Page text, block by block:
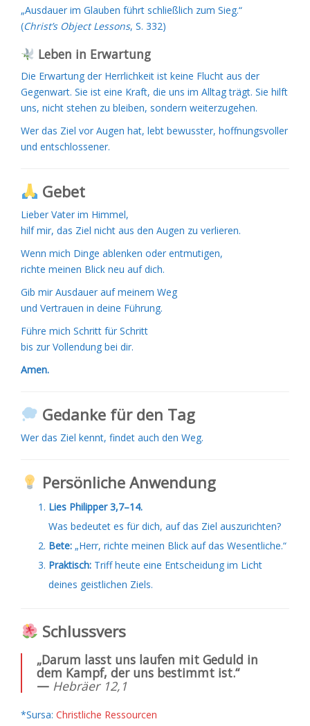
„Ausdauer im Glauben führt schließlich zum Sieg.“
(Christ’s Object Lessons, S. 332)
Leben in Erwartung
Die Erwartung der Herrlichkeit ist keine Flucht aus der
Gegenwart. Sie ist eine Kraft, die uns im Alltag trägt. Sie hilft
uns, nicht stehen zu bleiben, sondern weiterzugehen.
Wer das Ziel vor Augen hat, lebt bewusster, hoffnungsvoller
und entschlossener.
Gebet
Lieber Vater im Himmel,
hilf mir, das Ziel nicht aus den Augen zu verlieren.
Wenn mich Dinge ablenken oder entmutigen,
richte meinen Blick neu auf dich.
Gib mir Ausdauer auf meinem Weg
und Vertrauen in deine Führung.
Führe mich Schritt für Schritt
bis zur Vollendung bei dir.
Amen.
Gedanke für den Tag
Wer das Ziel kennt, findet auch den Weg.
Persönliche Anwendung
Lies Philipper 3,7–14.
Was bedeutet es für dich, auf das Ziel auszurichten?
Bete: „Herr, richte meinen Blick auf das Wesentliche.“
Praktisch: Triff heute eine Entscheidung im Licht
deines geistlichen Ziels.
Schlussvers
„Darum lasst uns laufen mit Geduld in
dem Kampf, der uns bestimmt ist.“
— Hebräer 12,1
*Sursa: Christliche Ressourcen